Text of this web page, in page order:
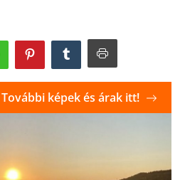
További képek és árak itt!